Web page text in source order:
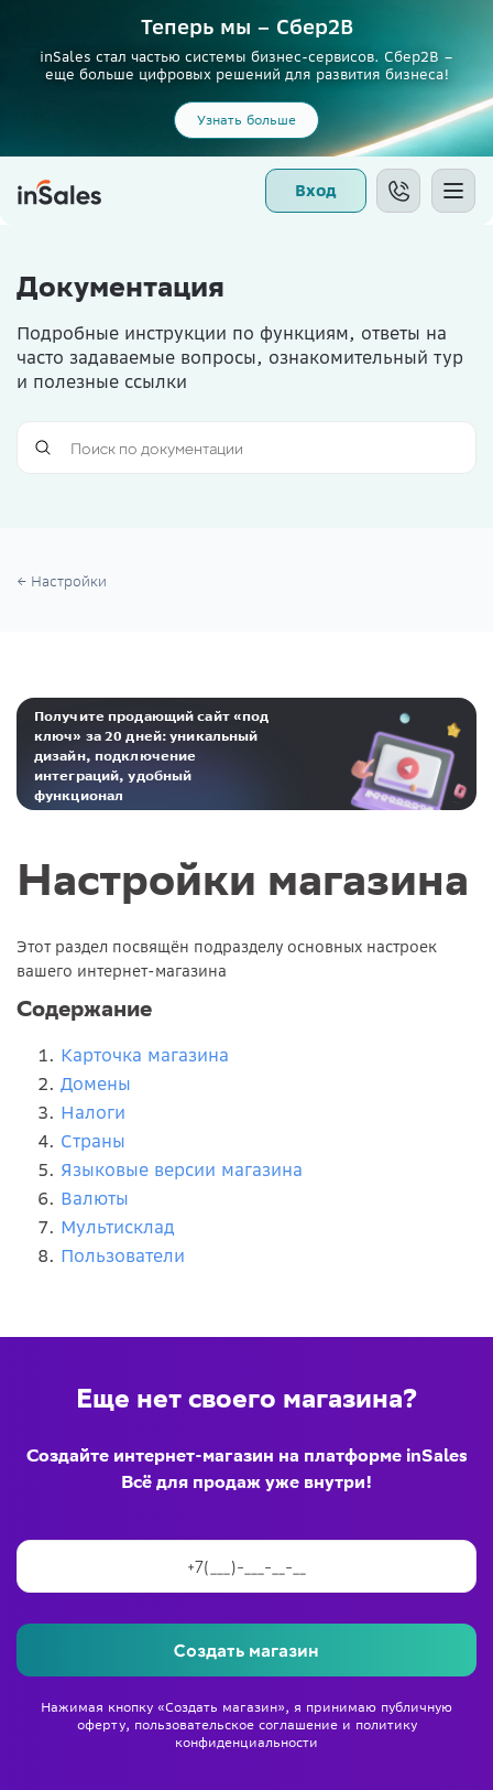
Теперь мы – Сбер2B
inSales стал частью системы бизнес-сервисов. Сбер2В –
еще больше цифровых решений для развития бизнеса!
Узнать больше
Вход
Документация
Подробные инструкции по функциям, ответы на
часто задаваемые вопросы, ознакомительный тур
и полезные ссылки
Настройки
Получите продающий сайт «под
ключ» за 20 дней: уникальный
дизайн, подключение
интеграций, удобный
функционал
Настройки магазина
Этот раздел посвящён подразделу основных настроек
вашего интернет-магазина
Содержание
Карточка магазина
Домены
Налоги
Страны
Языковые версии магазина
Валюты
Мультисклад
Пользователи
Еще нет своего магазина?
Создайте интернет-магазин на платформе inSales
Всё для продаж уже внутри!
Создать магазин
Нажимая кнопку «Создать магазин», я принимаю публичную
оферту, пользовательское соглашениеи политику
конфиденциальности